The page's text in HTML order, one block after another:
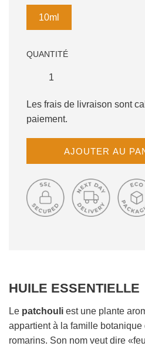
10ml
QUANTITÉ
Les frais de livraison sont
paiement.
C
H
G
N
O
U
AJOUTER AU
HUILE ESSENTIELLE
Le patchouli est une plante
appartient à la famille
romarins. Son nom veut dire